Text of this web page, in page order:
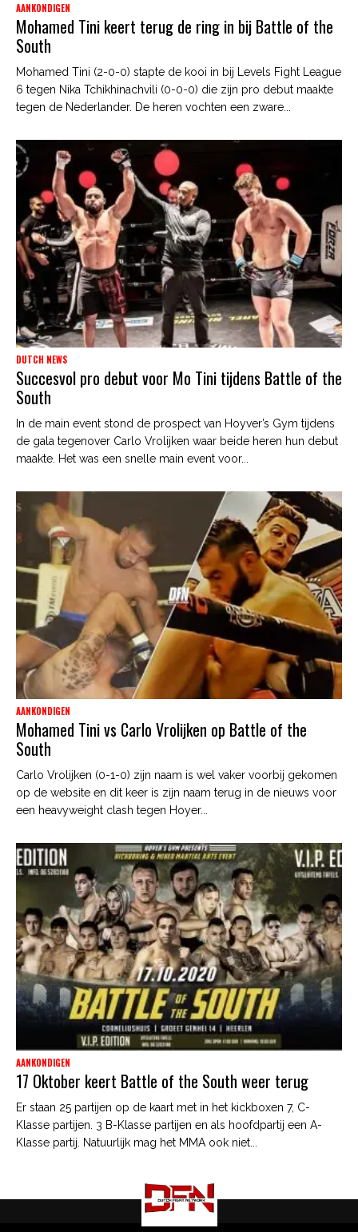
AANKONDIGEN
Mohamed Tini keert terug de ring in bij Battle of the
South
Mohamed Tini (2-0-0) stapte de kooi in bij Levels Fight League
6 tegen Nika Tchikhinachvili (0-0-0) die zijn pro debut maakte
tegen de Nederlander. De heren vochten een zware...
DUTCH NEWS
Succesvol pro debut voor Mo Tini tijdens Battle of the
South
In de main event stond de prospect van Hoyver’s Gym tijdens
de gala tegenover Carlo Vrolijken waar beide heren hun debut
maakte. Het was een snelle main event voor...
AANKONDIGEN
Mohamed Tini vs Carlo Vrolijken op Battle of the
South
Carlo Vrolijken (0-1-0) zijn naam is wel vaker voorbij gekomen
op de website en dit keer is zijn naam terug in de nieuws voor
een heavyweight clash tegen Hoyer...
AANKONDIGEN
17 Oktober keert Battle of the South weer terug
Er staan 25 partijen op de kaart met in het kickboxen 7, C-
Klasse partijen. 3 B-Klasse partijen en als hoofdpartij een A-
Klasse partij. Natuurlijk mag het MMA ook niet...